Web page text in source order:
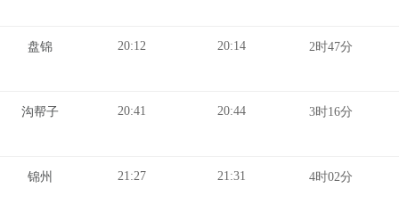
盘锦 20:12 20:14 2时47分
沟帮子 20:41 20:44 3时16分
锦州 21:27 21:31 4时02分